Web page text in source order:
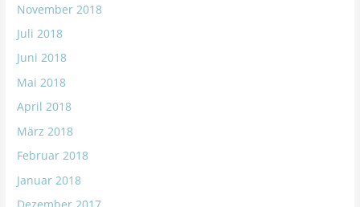
November 2018
Juli 2018
Juni 2018
Mai 2018
April 2018
März 2018
Februar 2018
Januar 2018